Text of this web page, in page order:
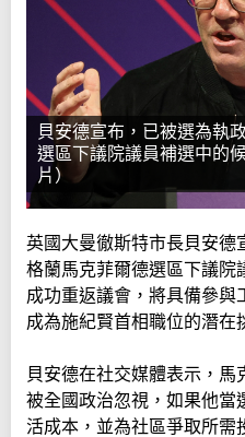
貝安德宣布，已被選為執
選區下議院議員補選中的
片）
英國大曼徹斯特市長貝安德
格蘭馬克菲爾德選區下議院
成功重返議會，將具備參與
成為施紀賢首相職位的潛在
貝安德在社交媒體表示，馬
被全國政治忽視，如果他當
活成本，並為社區爭取所需